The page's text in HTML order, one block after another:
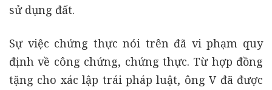
sử dụng đất.
Sự việc chứng thực nói trên đã vi phạm quy
định về công chứng, chứng thực. Từ hợp đồng
tặng cho xác lập trái pháp luật, ông V đã được